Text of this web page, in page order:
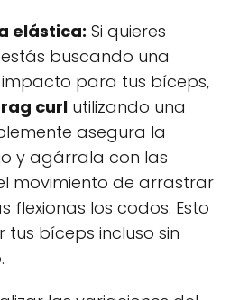
elástica: Si quieres
buscando una
para tus bíceps,
curl utilizando una
asegura la
y agárrala con las
movimiento de arrastrar
flexionas los codos. Esto
bíceps incluso sin